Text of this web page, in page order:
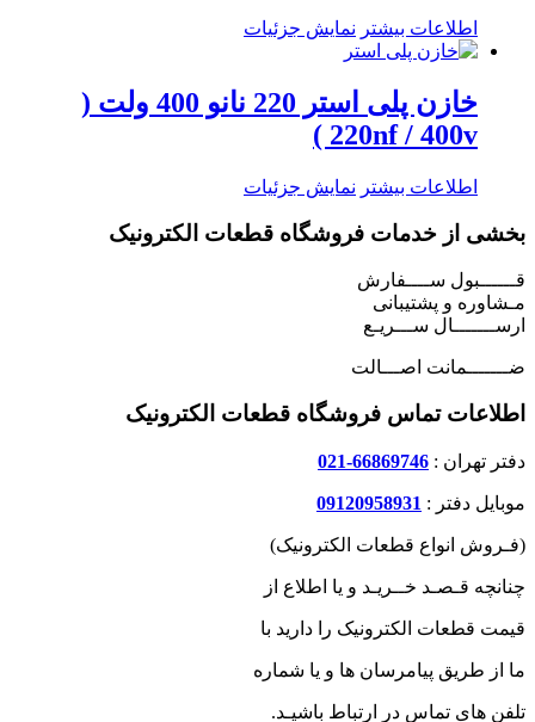
اطلاعات بیشتر نمایش جزئیات
خازن پلی استر 220 نانو 400 ولت (
220nf / 400v )
اطلاعات بیشتر نمایش جزئیات
بخشی از خدمات فروشگاه قطعات الکترونیک
قــــــبول ســــفارش
مـشاوره و پشتیبانی
ارســـــــال ســـریـع
ضـــــــمانت اصـــالت
اطلاعات تماس فروشگاه قطعات الکترونیک
دفتر تهران : 66869746-021
موبایل دفتر : 09120958931
(فـروش انواع قطعات الکترونیک)
چنانچه قـصـد خــریـد و یا اطلاع از
قیمت قطعات الکترونیک را دارید با
ما از طریق پیامرسان ها و یا شماره
تلفن های تماس در ارتباط باشیـد.